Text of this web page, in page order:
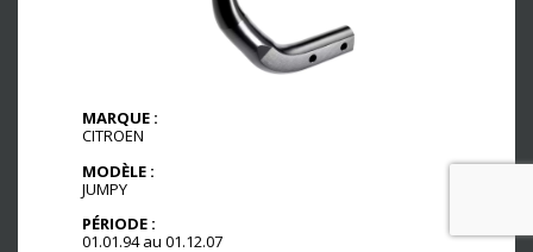
MARQUE :
CITROEN
MODÈLE :
JUMPY
PÉRIODE :
01.01.94 au 01.12.07